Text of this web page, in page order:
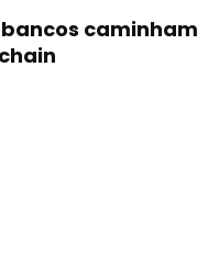
caminham